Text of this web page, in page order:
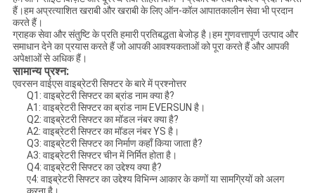
हैं।हम अप्रत्याशित खराबी और खराबी के लिए ऑन-कॉल आपातकालीन सेवा भी प्रदान
करते हैं।
ग्राहक सेवा और संतुष्टि के प्रति हमारी प्रतिबद्धता बेजोड़ है।हम गुणवत्तापूर्ण उत्पाद और
समाधान देने का प्रयास करते हैं जो आपकी आवश्यकताओं को पूरा करते हैं और आपकी
अपेक्षाओं से अधिक हैं।
सामान्य प्रश्न:
एवरसन वाईएस वाइब्रेटरी सिफ्टर के बारे में प्रश्नोत्तर
Q1: वाइब्रेटरी सिफ्टर का ब्रांड नाम क्या है?
A1: वाइब्रेटरी सिफ्टर का ब्रांड नाम EVERSUN है।
Q2: वाइब्रेटरी सिफ्टर का मॉडल नंबर क्या है?
A2: वाइब्रेटरी सिफ्टर का मॉडल नंबर YS है।
Q3: वाइब्रेटरी सिफ्टर का निर्माण कहाँ किया जाता है?
A3: वाइब्रेटरी सिफ्टर चीन में निर्मित होता है।
Q4: वाइब्रेटरी सिफ्टर का उद्देश्य क्या है?
ए4: वाइब्रेटरी सिफ्टर का उद्देश्य विभिन्न आकार के कणों या सामग्रियों को अलग